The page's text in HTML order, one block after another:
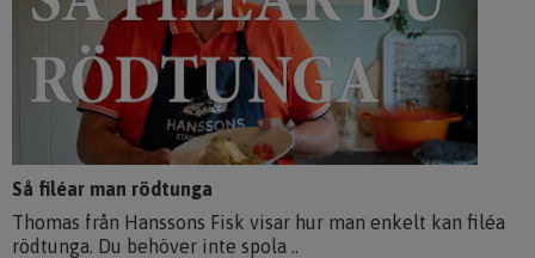
Så filéar man rödtunga
Thomas från Hanssons Fisk visar hur man enkelt kan filéa
rödtunga. Du behöver inte spola ..